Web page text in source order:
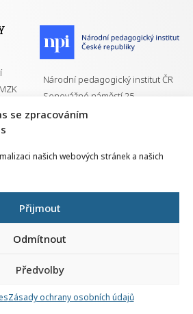
se zpracováním
našich webových stránek a našich
Přijmout
Odmítnout
Předvolby
Zásady ochrany osobních údajů
Národní pedagogický institut ČR
Senovážné náměstí 25
110 00 Praha 1